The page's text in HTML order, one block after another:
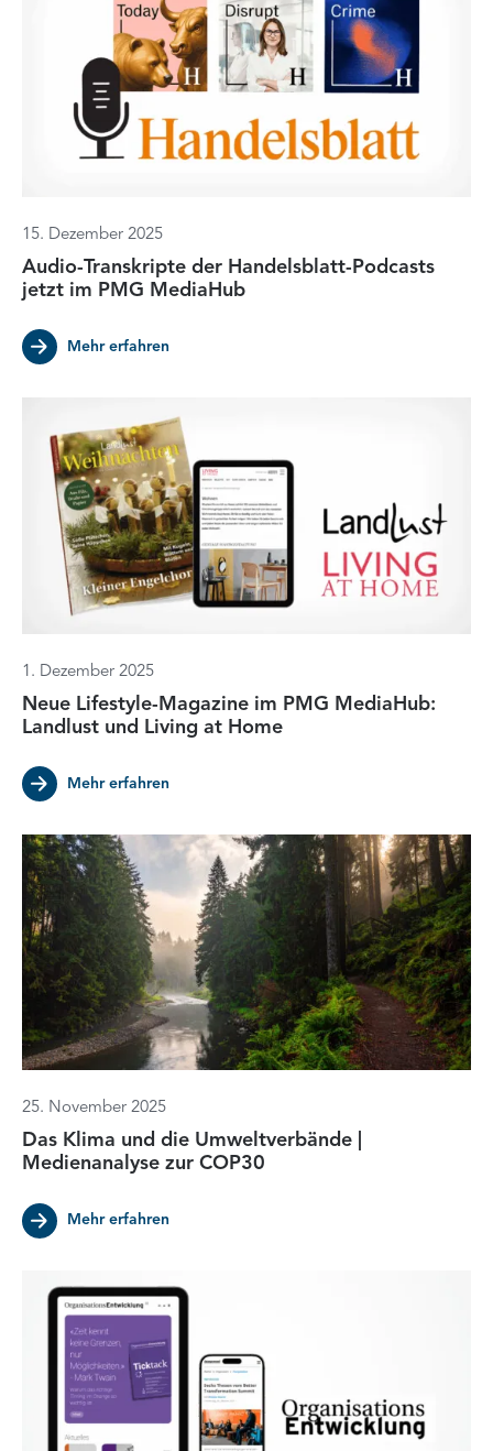
15. Dezember 2025
Audio-Transkripte der Handelsblatt-Podcasts
jetzt im PMG MediaHub
Mehr erfahren
1. Dezember 2025
Neue Lifestyle-Magazine im PMG MediaHub:
Landlust und Living at Home
Mehr erfahren
25. November 2025
Das Klima und die Umweltverbände |
Medienanalyse zur COP30
Mehr erfahren